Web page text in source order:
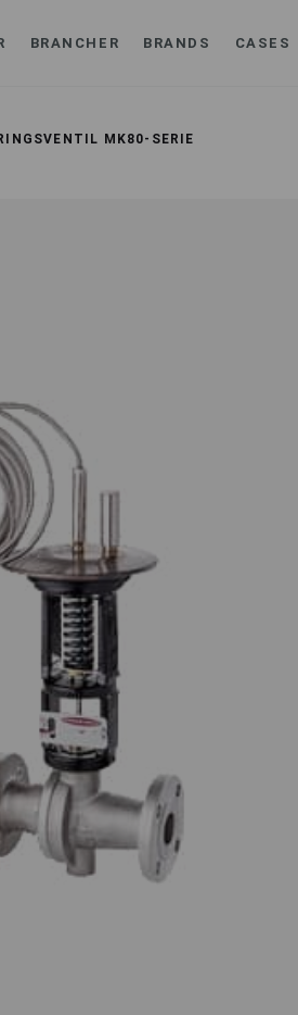
BRANCHER BRANDS CASES
MK80-SERIE